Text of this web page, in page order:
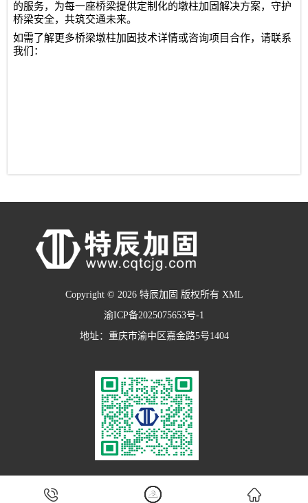
的服务，为每一座桥梁提供定制化的墩柱加固解决方案，守护
桥梁安全，共筑交通未来。
如需了解更多桥梁墩柱加固技术详情或咨询项目合作，请联系
我们：
Copyright © 2026 特辰加固 版权所有 XML
渝ICP备2025075653号-1
地址：重庆市渝中区嘉金路5号1404
  